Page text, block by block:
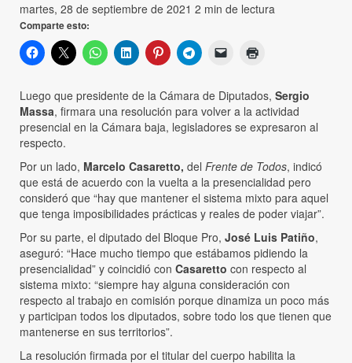
martes, 28 de septiembre de 2021 2 min de lectura
Comparte esto:
Luego que presidente de la Cámara de Diputados, Sergio
Massa, firmara una resolución para volver a la actividad
presencial en la Cámara baja, legisladores se expresaron al
respecto.
Por un lado, Marcelo Casaretto, del Frente de Todos, indicó
que está de acuerdo con la vuelta a la presencialidad pero
consideró que “hay que mantener el sistema mixto para aquel
que tenga imposibilidades prácticas y reales de poder viajar”.
Por su parte, el diputado del Bloque Pro, José Luis Patiño,
aseguró: “Hace mucho tiempo que estábamos pidiendo la
presencialidad” y coincidió con Casaretto con respecto al
sistema mixto: “siempre hay alguna consideración con
respecto al trabajo en comisión porque dinamiza un poco más
y participan todos los diputados, sobre todo los que tienen que
mantenerse en sus territorios”.
La resolución firmada por el titular del cuerpo habilita la